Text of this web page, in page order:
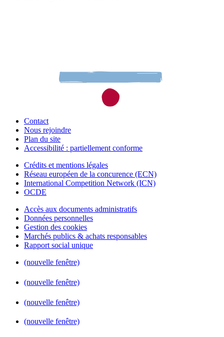
Contact
Nous rejoindre
Plan du site
Accessibilité : partiellement conforme
Crédits et mentions légales
Réseau européen de la concurence (ECN)
International Competition Network (ICN)
OCDE
Accès aux documents administratifs
Données personnelles
Gestion des cookies
Marchés publics & achats responsables
Rapport social unique
(nouvelle fenêtre)
(nouvelle fenêtre)
(nouvelle fenêtre)
(nouvelle fenêtre)